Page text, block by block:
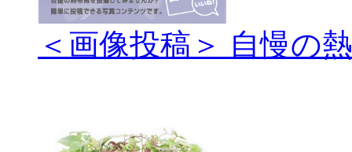
＜画像投稿＞ 自慢の